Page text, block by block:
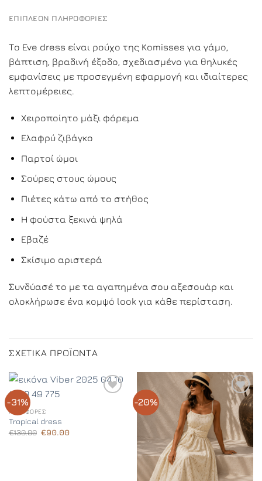
ΕΠΙΠΛΈΟΝ ΠΛΗΡΟΦΟΡΊΕΣ
Το Eve dress είναι ρούχο της Komisses για γάμο,
βάπτιση, βραδινή έξοδο, σχεδιασμένο για θηλυκές
εμφανίσεις με προσεγμένη εφαρμογή και ιδιαίτερες
λεπτομέρειες.
Χειροποίητο μάξι φόρεμα
Ελαφρύ ζιβάγκο
Παρτοί ώμοι
Σούρες στους ώμους
Πιέτες κάτω από το στήθος
Η φούστα ξεκινά ψηλά
Εβαζέ
Σκίσιμο αριστερά
Συνδύασέ το με τα αγαπημένα σου αξεσουάρ και
ολοκλήρωσε ένα κομψό look για κάθε περίσταση.
ΣΧΕΤΙΚΆ ΠΡΟΪΌΝΤΑ
-31%
ΠΡΟΣΦΟΡΈΣ
Tropical dress
€130.00 Original
€90.00Η
-20%
Add to
Wishlist